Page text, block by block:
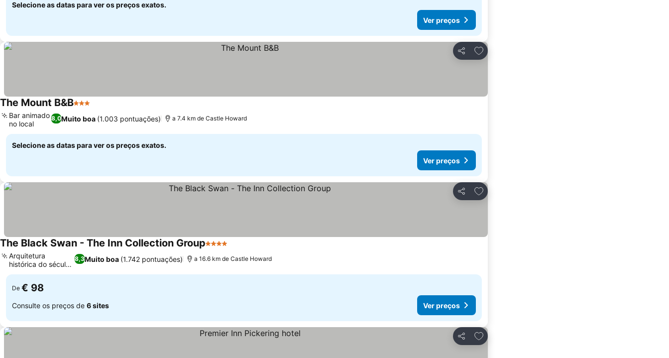
Selecione as datas para ver os preços exatos.
Ver preços
Partilhar
Adicionar aos favoritos
The Mount B&B3 Estrelas
8,0Muito boa (1.003 pontuações)
Bar animado
no local
a 7.4 km de Castle Howard
Selecione as datas para ver os preços exatos.
Ver preços
Partilhar
Adicionar aos favoritos
The Black Swan - The Inn Collection Group4 Estrelas
8,3Muito boa (1.742 pontuações)
Arquitetura
histórica do século
XV
a 16.6 km de Castle Howard
De € 98
Consulte os preços de 6 sites Ver preços
Partilhar
Adicionar aos favoritos